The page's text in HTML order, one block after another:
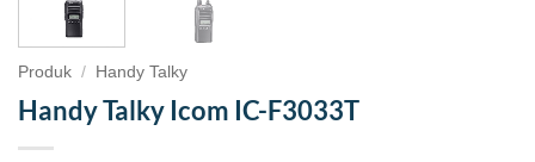
Produk / Handy Talky
Handy Talky Icom IC-F3033T